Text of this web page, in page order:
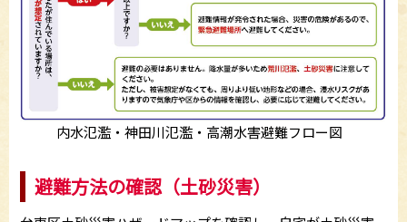
内水氾濫・神田川氾濫・高潮水害避難フロー図
避難方法の確認（土砂災害）